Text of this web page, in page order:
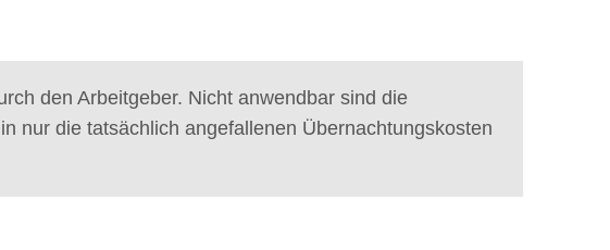
den Arbeitgeber. Nicht anwendbar sind die
nur die tatsächlich angefallenen Übernachtungskosten